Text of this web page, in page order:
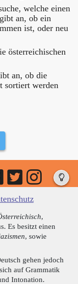
welche einen
an, ob ein
ist, oder neu
österreichischen
an, ob die
sortiert werden
,
Es besitzt einen
, sowie
gehen jedoch
auf Grammatik
Intonation.